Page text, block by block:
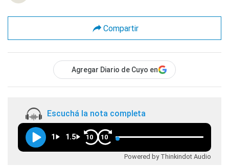
Compartir
Agregar Diario de Cuyo en
Escuchá la nota completa
1 1.5 10 10
Powered by Thinkindot Audio